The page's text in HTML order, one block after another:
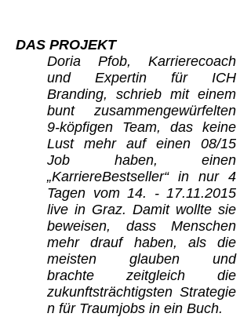
DAS PROJEKT
Doria Pfob, Karrierecoach
und Expertin für ICH
Branding, schrieb mit einem
bunt zusammengewürfelten
9-köpfigen Team, das keine
Lust mehr auf einen 08/15
Job haben, einen
„KarriereBestseller“ in nur 4
Tagen vom 14. - 17.11.2015
live in Graz. Damit wollte sie
beweisen, dass Menschen
mehr drauf haben, als die
meisten glauben und
brachte zeitgleich die
zukunftsträchtigsten Strategie
n für Traumjobs in ein Buch.